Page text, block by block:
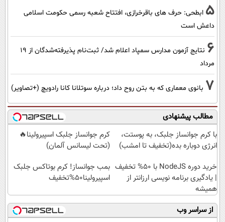
5 ابطحی: حرف های باقرخرازی، افتتاح شعبه رسمی حکومت اسلامی
داعش است
6
نتایج آزمون مدارس سمپاد اعلام شد/ ثبت‌نام پذیرفته‌شدگان از ۱۹
مرداد
7 بانوی معماری که به بتن روح داد؛ درباره سوتلانا کانا رادویچ (+تصاویر)
مطالب پیشنهادی
با کرم جوانساز جلبک، به پوستت،
انرژی دوباره بده(تخفیف تا امشب)
کرم جوانساز جلبک اسپیرولینا🔥
(تحت لیسانس آلمان)
خرید دوره NodeJS با ۵۰% تخفیف
| یادگیری برنامه نویسی ارزانتر از
همیشه
بمب جوانساز! کرم بوتاکس جلبک
اسپیرولینا50%تخفیف
از سراسر وب